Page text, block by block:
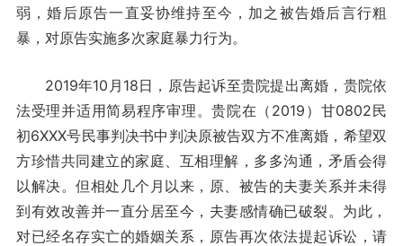
弱，婚后原告一直妥协维持至今，加之被告婚后言行粗
暴，对原告实施多次家庭暴力行为。
2019年10月18日，原告起诉至贵院提出离婚，贵院依
法受理并适用简易程序审理。贵院在（2019）甘0802民
初6XXX号民事判决书中判决原被告双方不准离婚，希望双
方珍惜共同建立的家庭、互相理解，多多沟通，矛盾会得
以解决。但相处几个月以来，原、被告的夫妻关系并未得
到有效改善并一直分居至今，夫妻感情确已破裂。为此，
对已经名存实亡的婚姻关系，原告再次依法提起诉讼，请